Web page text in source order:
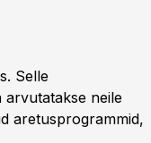
Selle
arvutatakse neile
aretusprogrammid,